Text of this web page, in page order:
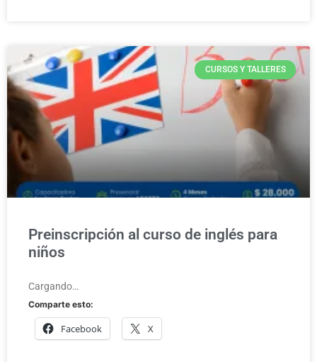
CURSOS Y TALLERES
Preinscripción al curso de inglés para
niños
Cargando…
Comparte esto:
Facebook X